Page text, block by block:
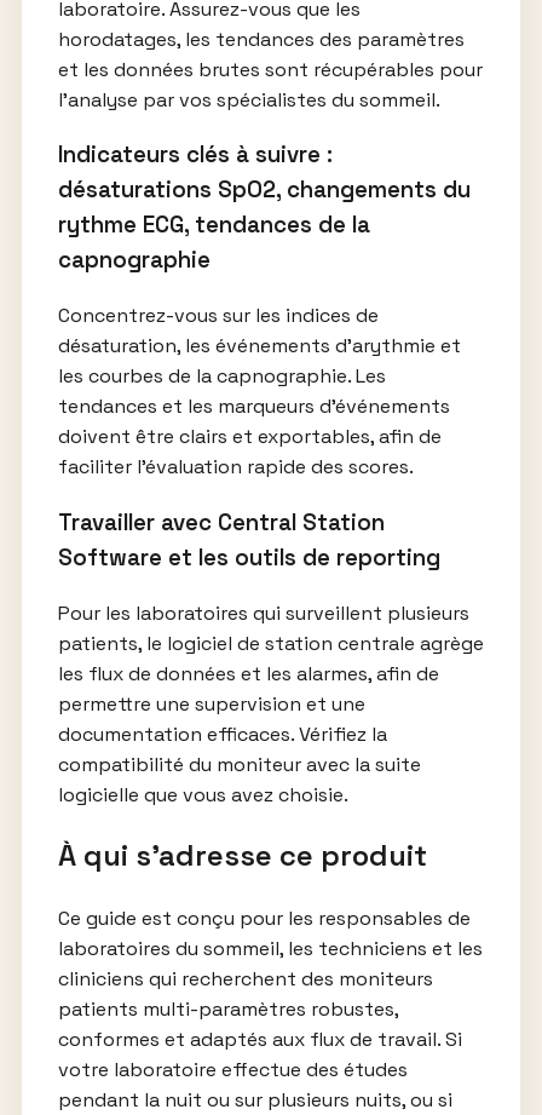
laboratoire. Assurez-vous que les
horodatages, les tendances des paramètres
et les données brutes sont récupérables pour
l’analyse par vos spécialistes du sommeil.
Indicateurs clés à suivre :
désaturations SpO2, changements du
rythme ECG, tendances de la
capnographie
Concentrez-vous sur les indices de
désaturation, les événements d’arythmie et
les courbes de la capnographie. Les
tendances et les marqueurs d’événements
doivent être clairs et exportables, afin de
faciliter l’évaluation rapide des scores.
Travailler avec Central Station
Software et les outils de reporting
Pour les laboratoires qui surveillent plusieurs
patients, le logiciel de station centrale agrège
les flux de données et les alarmes, afin de
permettre une supervision et une
documentation efficaces. Vérifiez la
compatibilité du moniteur avec la suite
logicielle que vous avez choisie.
À qui s’adresse ce produit
Ce guide est conçu pour les responsables de
laboratoires du sommeil, les techniciens et les
cliniciens qui recherchent des moniteurs
patients multi-paramètres robustes,
conformes et adaptés aux flux de travail. Si
votre laboratoire effectue des études
pendant la nuit ou sur plusieurs nuits, ou si